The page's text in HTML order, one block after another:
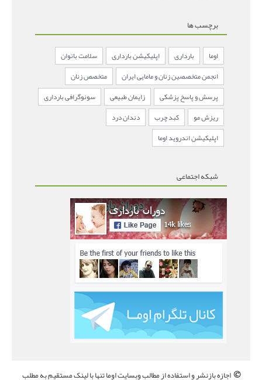
برچسب ها
اوما بارداری اپلیکیشن بارداری
سلامت بانوان
انجمن متخصصین زنان و مامایی ایران
متخصص زنان
پرسش و پاسخ پزشکی
زایمان طبیعی
سونوگرافی بارداری
ریزش مو
کبد چرب
دندان درد
اپلیکیشن اندروید اوما
شبکه اجتماعی
©اجازه بازنشر و استفاده از مطالب وبسایت اوما تنها با لینک مستقیم به مطلب